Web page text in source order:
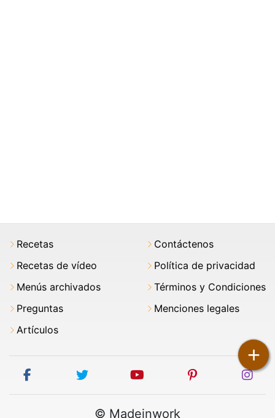
+
Recetas
Recetas de vídeo
Menús archivados
Preguntas
Artículos
Contáctenos
Política de privacidad
Términos y Condiciones
Menciones legales
facebook twitter youtube pinterest
© Madeinwork